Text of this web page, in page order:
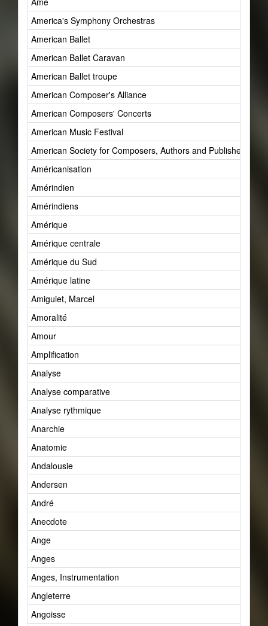
America's Symphony Orchestras
American Ballet
American Ballet Caravan
American Ballet troupe
American Composer's Alliance
American Composers' Concerts
American Music Festival
American Society for Composers, Authors and Publishers
Américanisation
Amérindien
Amérindiens
Amérique
Amérique centrale
Amérique du Sud
Amérique latine
Amiguiet, Marcel
Amoralité
Amour
Amplification
Analyse
Analyse comparative
Analyse rythmique
Anarchie
Anatomie
Andalousie
Andersen
André
Anecdote
Ange
Anges
Anges, Instrumentation
Angleterre
Angoisse